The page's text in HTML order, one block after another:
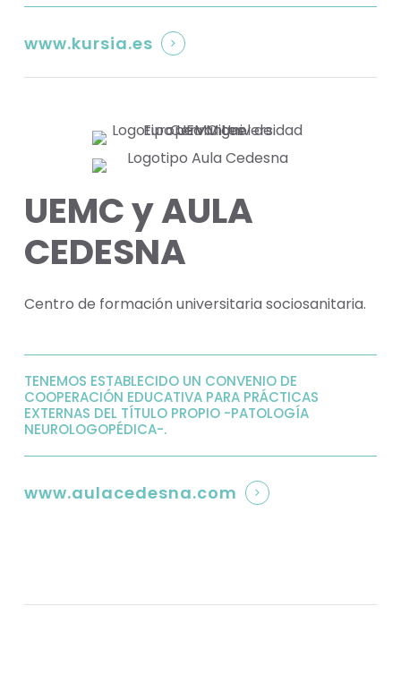
www.kursia.es
UEMC y AULA
CEDESNA
Centro de formación universitaria sociosanitaria.
TENEMOS ESTABLECIDO UN CONVENIO DE
COOPERACIÓN EDUCATIVA PARA PRÁCTICAS
EXTERNAS DEL TÍTULO PROPIO -PATOLOGÍA
NEUROLOGOPÉDICA-.
www.aulacedesna.com